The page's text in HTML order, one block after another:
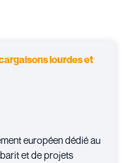
lourdes et
européen dédié au
et de projets